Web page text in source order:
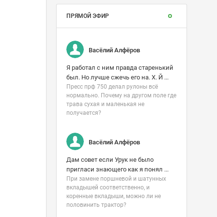
ПРЯМОЙ ЭФИР
Васёлий Алфёров
Я работал с ним правда старенький
был. Но лучше сжечь его на. Х. Й ...
Пресс прф 750 делал рулоны всë
нормально. Почему на другом поле где
трава сухая и маленькая не
получается?
Васёлий Алфёров
Дам совет если Урук не было
пригласи знающего как я понял ...
При замене поршневой и шатунных
вкладышей соответственно, и
коренные вкладыши, можно ли не
половинить трактор?